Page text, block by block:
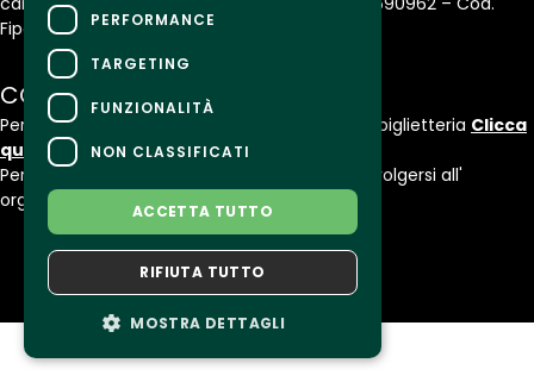
Fipav 04 101 0062
CONTATTI
Per informazioni e supporto all'acquisto della biglietteria Clicca
qui
Per informazioni sul programma e l'evento, rivolgersi all'
organizzatore
Dichiarazione di accessibilità
PERFORMANCE
TARGETING
FUNZIONALITÀ
NON CLASSIFICATI
ACCETTA TUTTO
RIFIUTA TUTTO
MOSTRA DETTAGLI